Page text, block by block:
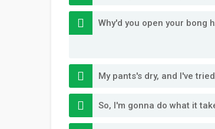
Why'd you open your
My pants's dry, and I've
So, I'm gonna do what it